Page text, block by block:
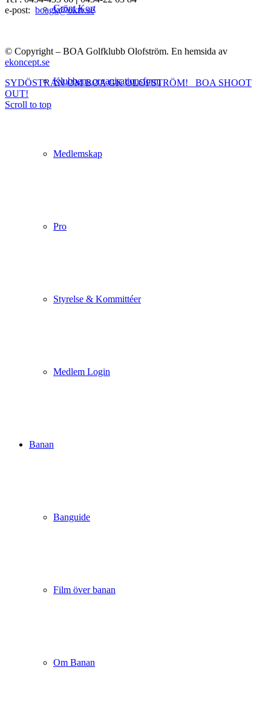
Grönt Kort
Klubbens organisationsform
Medlemskap
Pro
Styrelse & Kommittéer
Medlem Login
Banan
Banguide
Film över banan
Om Banan
e-post: boagk@oktv.se
© Copyright – BOA Golfklubb Olofström. En hemsida av
ekoncept.se
SYDÖSTRAN OM BOA GK OLOFSTRÖM!
BOA SHOOT
OUT!
Scroll to top